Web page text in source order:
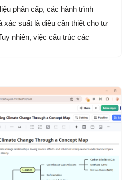
phân cấp, các hành trình
xác suất là điều cần thiết cho tư
nhiên, việc cấu trúc các